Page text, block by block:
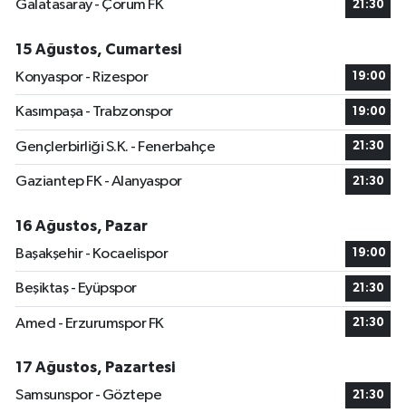
Galatasaray - Çorum FK
21:30
15 Ağustos, Cumartesi
Konyaspor - Rizespor
19:00
Kasımpaşa - Trabzonspor 19:00
Gençlerbirliği S.K. - Fenerbahçe 21:30
Gaziantep FK - Alanyaspor 21:30
16 Ağustos, Pazar
Başakşehir - Kocaelispor
19:00
Beşiktaş - Eyüpspor 21:30
Amed - Erzurumspor FK 21:30
17 Ağustos, Pazartesi
Samsunspor - Göztepe
21:30